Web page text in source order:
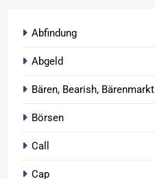
Abfindung
Abgeld
Bären, Bearish, Bärenmarkt
Börsen
Call
Cap